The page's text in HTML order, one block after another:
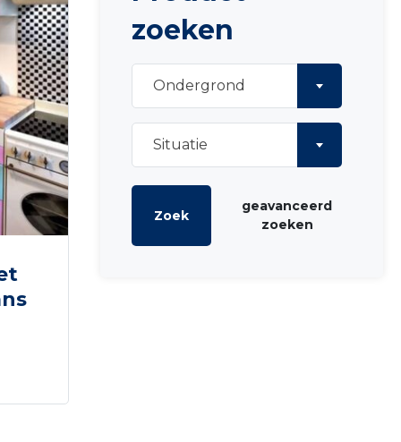
zoeken
Ondergrond
Situatie
Zoek
geavanceerd
zoeken